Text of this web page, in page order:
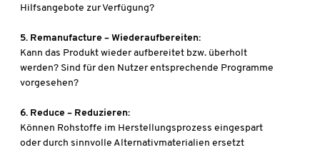
Hilfsangebote zur Verfügung?
5. Remanufacture – Wiederaufbereiten:
Kann das Produkt wieder aufbereitet bzw. überholt
werden? Sind für den Nutzer entsprechende Programme
vorgesehen?
6. Reduce – Reduzieren:
Können Rohstoffe im Herstellungsprozess eingespart
oder durch sinnvolle Alternativmaterialien ersetzt